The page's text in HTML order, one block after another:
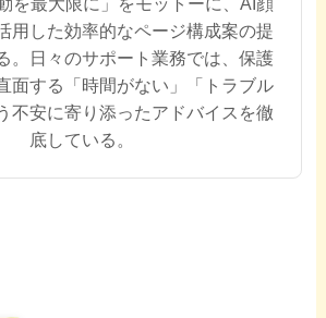
用した効率的なページ構成案の提
。日々のサポート業務では、保護
面する「時間がない」「トラブル
不安に寄り添ったアドバイスを徹
底している。